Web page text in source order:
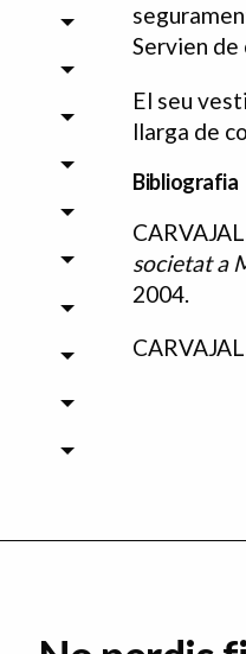
Servien
El seu
llarga de
Bibliografia
societat a
2004.